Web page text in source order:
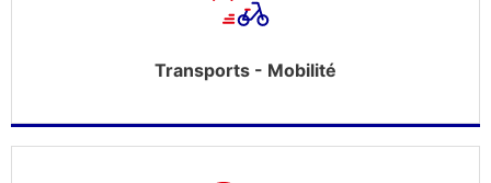
Transports - Mobilité